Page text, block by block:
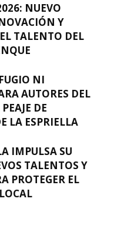
NUEVO
Y
TALENTO DEL
NI
AUTORES DEL
DE
LA ESPRIELLA
IMPULSA SU
TALENTOS Y
PROTEGER EL